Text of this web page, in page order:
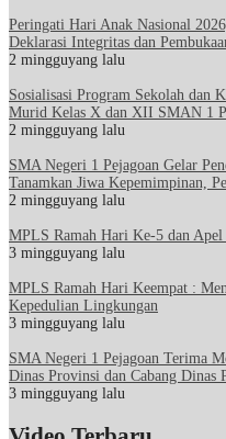
Peringati Hari Anak Nasional
Deklarasi Integritas dan
2 mingguyang lalu
Sosialisasi Program Sekolah dan
Murid Kelas X dan XII SMAN 1
2 mingguyang lalu
SMA Negeri 1 Pejagoan Gelar
Tanamkan Jiwa Kepemimpinan,
2 mingguyang lalu
MPLS Ramah Hari Ke-5 dan Apel
3 mingguyang lalu
MPLS Ramah Hari Keempat :
Kepedulian Lingkungan
3 mingguyang lalu
SMA Negeri 1 Pejagoan Terima
Dinas Provinsi dan Cabang Dinas
3 mingguyang lalu